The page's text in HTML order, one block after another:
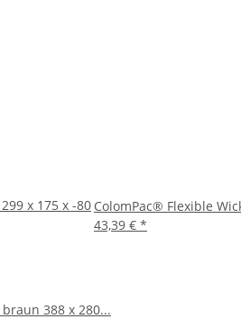
x 175 x -80 ColomPac® Flexible
43,39 € *